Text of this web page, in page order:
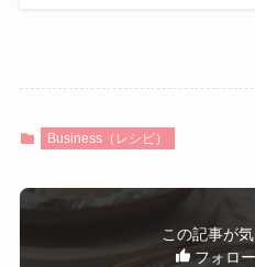
Business（レシピ）
この記事が
フォロ